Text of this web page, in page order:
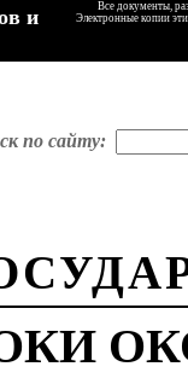
и
Все документы,
Электронные копии
по сайту: